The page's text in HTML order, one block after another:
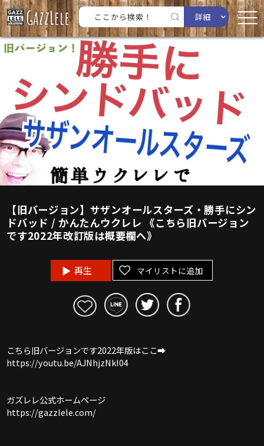
詳細
【旧バージョン】サザンオールスターズ・勝手にシン
ドバッド / かんたんウクレレ 《こちら旧バージョン
です2022年改訂版は概要欄へ》
再生 マイリストに追加
こちら旧バージョンです2022年版はここ➡︎
https://youtu.be/AJNhjzNkI04
ガズレレ公式ホームページ
https://gazzlele.com/